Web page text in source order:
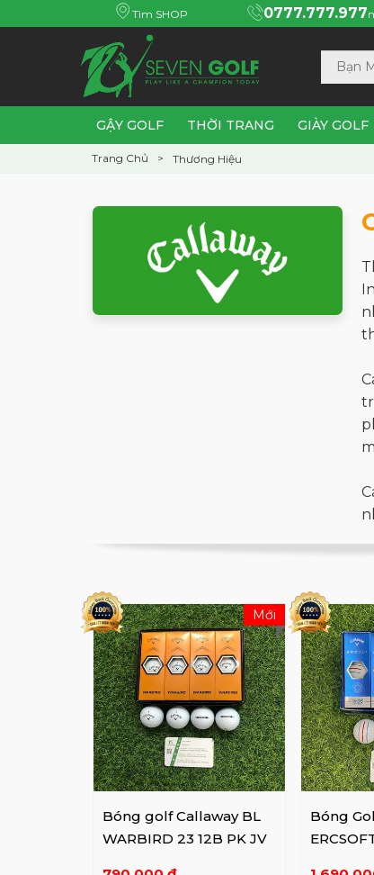
Tìm SHOP 0777.777.977
GẬY GOLF THỜI TRANG GIÀY GOLF
Trang Chủ Thương Hiệu
Bóng golf Callaway BL
WARBIRD 23 12B PK JV
Mới
Bóng